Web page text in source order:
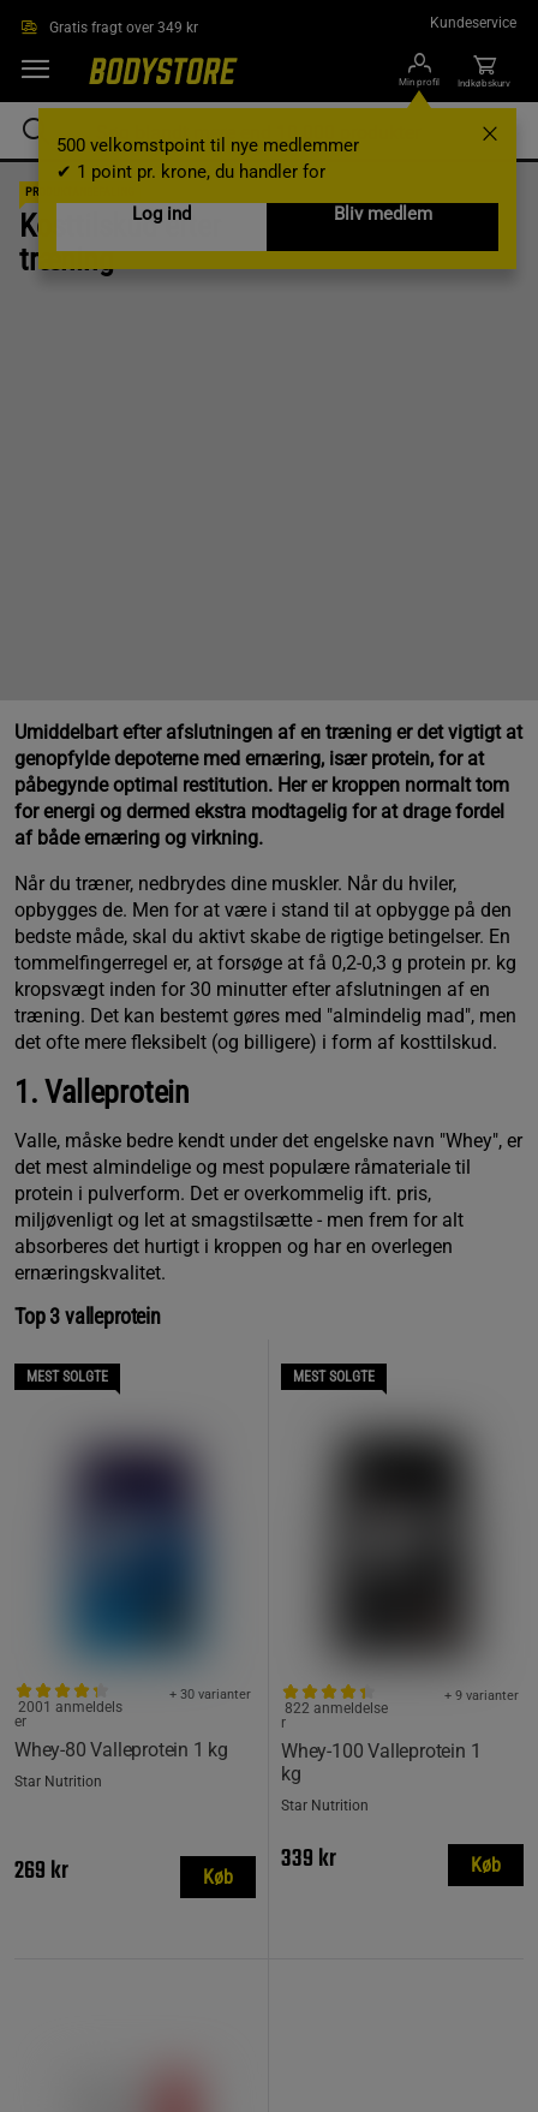
Gratis fragt over 349 kr Kundeservice
Min profil
500 velkomstpoint til nye medlemmer
✔ 1 point pr. krone, du handler for
Log ind
Bliv medlem
Indkøbskurv
PRODUKTANBEFALING
Kosttilskud efter
træning
Umiddelbart efter afslutningen af en træning er det vigtigt at
genopfylde depoterne med ernæring, især protein, for at
påbegynde optimal restitution. Her er kroppen normalt tom
for energi og dermed ekstra modtagelig for at drage fordel
af både ernæring og virkning.
Når du træner, nedbrydes dine muskler. Når du hviler,
opbygges de. Men for at være i stand til at opbygge på den
bedste måde, skal du aktivt skabe de rigtige betingelser. En
tommelfingerregel er, at forsøge at få 0,2-0,3 g protein pr. kg
kropsvægt inden for 30 minutter efter afslutningen af en
træning. Det kan bestemt gøres med "almindelig mad", men
det ofte mere fleksibelt (og billigere) i form af kosttilskud.
1. Valleprotein
Valle, måske bedre kendt under det engelske navn "Whey", er
det mest almindelige og mest populære råmateriale til
protein i pulverform. Det er overkommelig ift. pris,
miljøvenligt og let at smagstilsætte - men frem for alt
absorberes det hurtigt i kroppen og har en overlegen
ernæringskvalitet.
Top 3 valleprotein
MEST SOLGTE
Whey-80 Valleprotein 1 kg
+ 30 varianter
2001 anmeldels
er
Star Nutrition
269 kr Køb
MEST SOLGTE
Whey-100 Valleprotein 1
kg
+ 9 varianter
822 anmeldelse
r
Star Nutrition
339 kr Køb